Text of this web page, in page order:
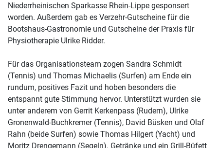
Niederrheinischen Sparkasse Rhein-Lippe gesponsert
worden. Außerdem gab es Verzehr-Gutscheine für die
Bootshaus-Gastronomie und Gutscheine der Praxis für
Physiotherapie Ulrike Ridder.
Für das Organisationsteam zogen Sandra Schmidt
(Tennis) und Thomas Michaelis (Surfen) am Ende ein
rundum, positives Fazit und hoben besonders die
entspannt gute Stimmung hervor. Unterstützt wurden sie
unter anderem von Gerrit Kerkenpass (Rudern), Ulrike
Gronenwald-Buchkremer (Tennis), David Büsken und Olaf
Rahn (beide Surfen) sowie Thomas Hilgert (Yacht) und
Moritz Drengemann (Segeln). Getränke und ein Grill-Büfett